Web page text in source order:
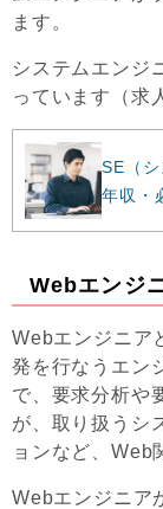
ます。
システムエンジ
っています（求
SE（
年収・
Webエンジ
Webエンジニア
発を行なうエン
で、要求分析や
が、取り扱うシ
ョンなど、Web
Webエンジニア